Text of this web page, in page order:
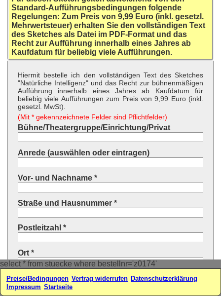
select * from stuecke where bestellnr='z0174'
Standard-Aufführungsbedingungen folgende
Regelungen: Zum Preis von 9,99 Euro (inkl. gesetzl.
Mehrwertsteuer) erhalten Sie den vollständigen Text
des Sketches als Datei im PDF-Format und das
Recht zur Aufführung innerhalb eines Jahres ab
Kaufdatum für beliebig viele Aufführungen.
Hiermit bestelle ich den vollständigen Text des Sketches
"Natürliche Intelligenz" und das Recht zur bühnenmäßigen
Aufführung innerhalb eines Jahres ab Kaufdatum für
beliebig viele Aufführungen zum Preis von 9,99 Euro (inkl.
gesetzl. MwSt).
(Mit * gekennzeichnete Felder sind Pflichtfelder)
Bühne/Theatergruppe/Einrichtung/Privat
Anrede (auswählen oder eintragen)
Vor- und Nachname *
Straße und Hausnummer *
Postleitzahl *
Ort *
Land * (auswählen oder eintragen)
Preise/Bedingungen Vertrag widerrufen Datenschutzerklärung
Impressum Startseite